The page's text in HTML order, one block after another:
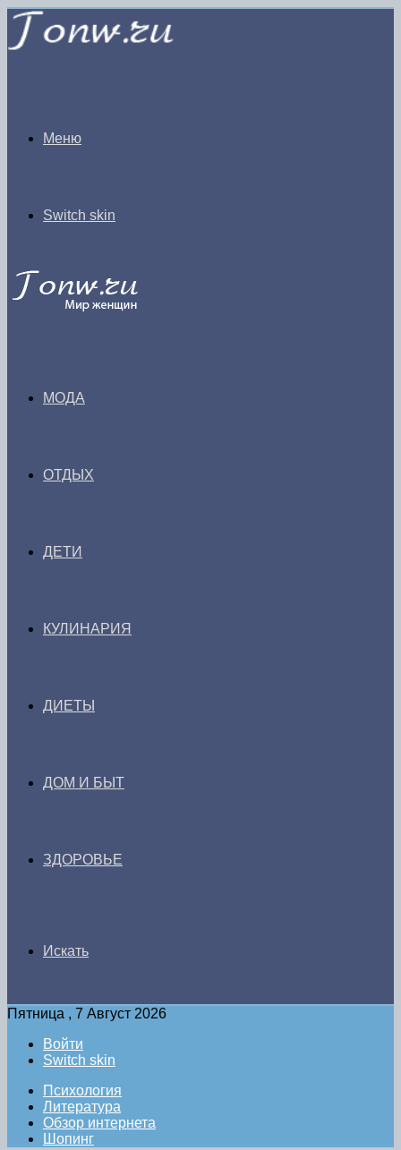
Меню
Switch skin
МОДА
ОТДЫХ
ДЕТИ
КУЛИНАРИЯ
ДИЕТЫ
ДОМ И БЫТ
ЗДОРОВЬЕ
Искать
Пятница , 7 Август 2026
Войти
Switch skin
Психология
Литература
Обзор интернета
Шопинг